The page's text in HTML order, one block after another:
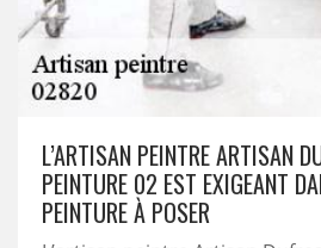
L’ARTISAN PEINTRE ARTISAN
PEINTURE 02 EST EXIGEANT
PEINTURE À POSER